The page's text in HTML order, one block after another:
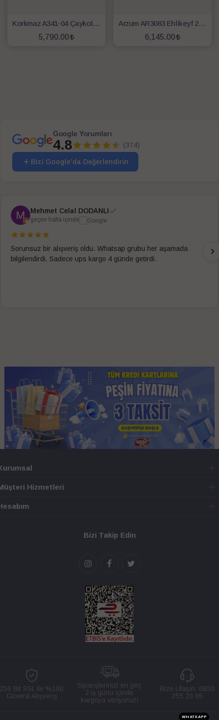
Korkmaz A341-04 Çaykolik 2000 W Çelik Semaver - Siyah
5,790.00
Arzum AR3083 Ehlikeyf 2200 W Cam Demlikli Semaver -Siyah
6,145.00
Google Yorumları
4.8 (374)
Bizi Google'da Değerlendirin
Mehmet Celal DODANLI
geçen hafta içinde
Sorunsuz bir alışveriş oldu. Whatsap grubu her aşamada
bilgilendirdi. Sadece ups kargo 4 günde getirdi.
Hizmetleri
Bizi Takip Edin
256 Bit SSL ile %100
Güvenli Alışveriş
Siparişlerinizi en geç
2 iş günü içinde
kargoya veriyoruz!
Bize Ulaşın: 0850
255 20 05
WHATSAPP